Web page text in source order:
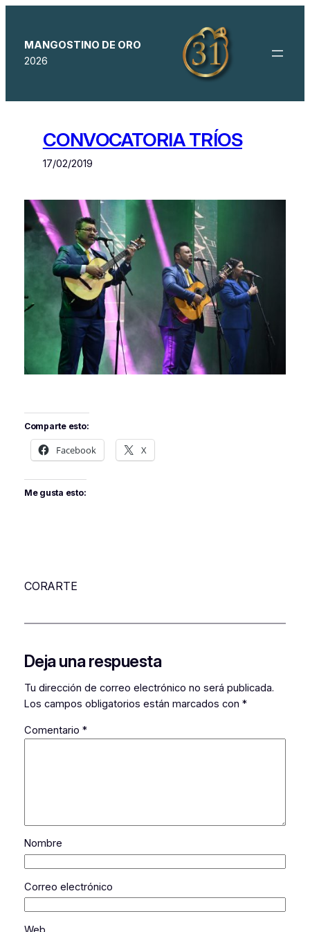
contenido
MANGOSTINO DE ORO
2026
CONVOCATORIA TRÍOS
17/02/2019
Comparte esto:
Facebook X
Me gusta esto:
CORARTE
Deja una respuesta
Tu dirección de correo electrónico no será publicada.
Los campos obligatorios están marcados con *
Comentario *
Nombre
Correo electrónico